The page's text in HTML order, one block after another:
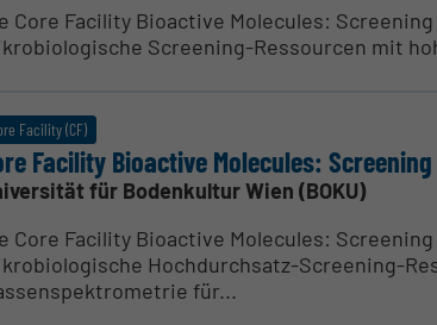
Core Facility Bioactive Molecules:
Screening-Ressourcen mit
Facility (CF)
Facility Bioactive Molecules:
für Bodenkultur Wien (BOKU)
Core Facility Bioactive Molecules:
Hochdurchsatz-Screening-
für...